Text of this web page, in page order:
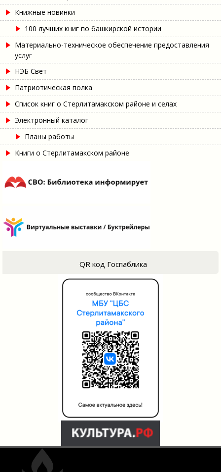
Книжные новинки
100 лучших книг по башкирской истории
Материально-техническое обеспечение предоставления
услуг
НЭБ Свет
Патриотическая полка
Список книг о Стерлитамакском районе и селах
Электронный каталог
Планы работы
Книги о Стерлитамакском районе
QR код Госпаблика